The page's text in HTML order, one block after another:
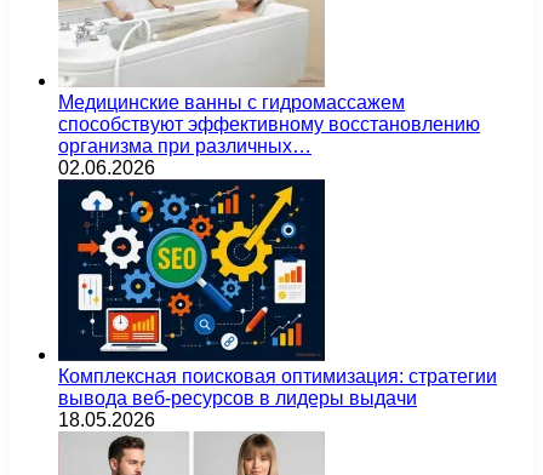
Медицинские ванны с гидромассажем
способствуют эффективному восстановлению
организма при различных…
02.06.2026
Комплексная поисковая оптимизация: стратегии
вывода веб-ресурсов в лидеры выдачи
18.05.2026